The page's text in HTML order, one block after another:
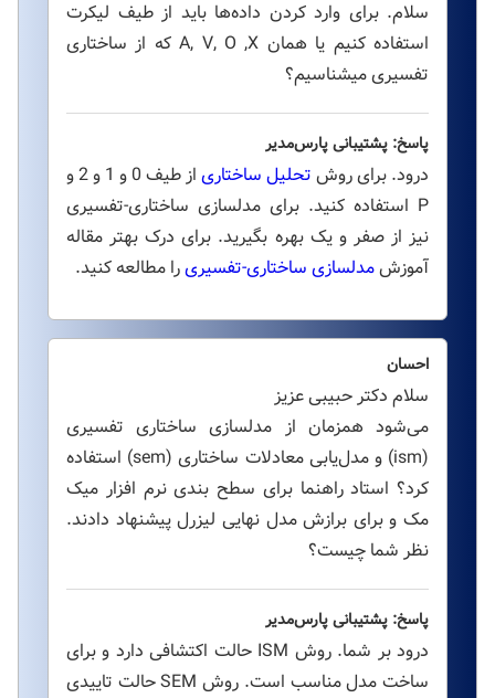
سلام. برای وارد کردن داده‌ها باید از طیف لیکرت
استفاده کنیم یا همان A, V, O ,X که از ساختاری
تفسیری میشناسیم؟
پاسخ: پشتیبانی پارس‌مدیر
درود. برای روش تحلیل ساختاری
از طیف 0 و 1 و 2 و
P استفاده کنید. برای مدلسازی ساختاری-تفسیری
نیز از صفر و یک بهره بگیرید. برای درک بهتر مقاله
آموزشمدلسازی ساختاری-تفسیریرا مطالعه کنید.
احسان
سلام دکتر حبیبی عزیز
می‌شود همزمان از مدلسازی ساختاری تفسیری
(ism) و مدل‌یابی معادلات ساختاری (sem) استفاده
کرد؟ استاد راهنما برای سطح بندی نرم افزار میک
مک و برای برازش مدل نهایی لیزرل پیشنهاد دادند.
نظر شما چیست؟
پاسخ: پشتیبانی پارس‌مدیر
درود بر شما. روش ISM حالت اکتشافی دارد و برای
ساخت مدل مناسب است. روش SEM حالت تاییدی